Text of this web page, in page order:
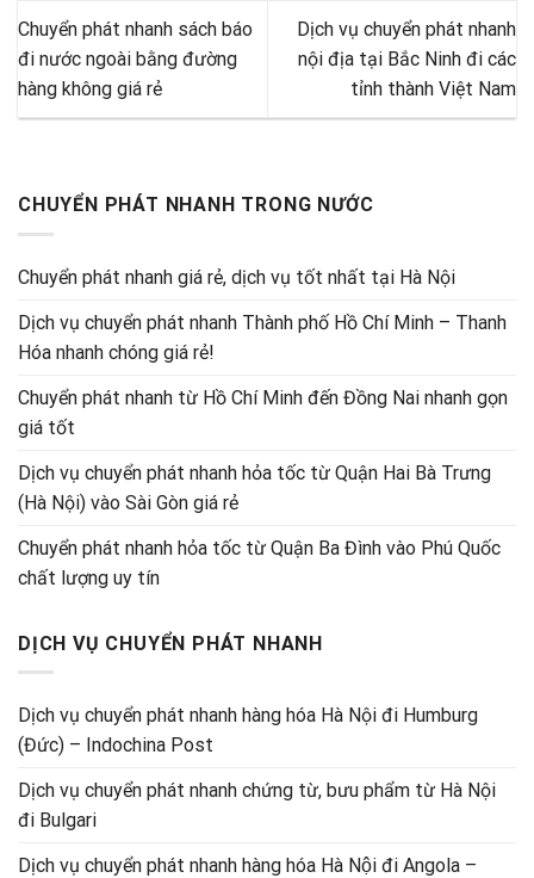
Chuyển phát nhanh sách báo
đi nước ngoài bằng đường
hàng không giá rẻ
Dịch vụ chuyển phát nhanh
nội địa tại Bắc Ninh đi các
tỉnh thành Việt Nam
CHUYỂN PHÁT NHANH TRONG NƯỚC
Chuyển phát nhanh giá rẻ, dịch vụ tốt nhất tại Hà Nội
Dịch vụ chuyển phát nhanh Thành phố Hồ Chí Minh – Thanh
Hóa nhanh chóng giá rẻ!
Chuyển phát nhanh từ Hồ Chí Minh đến Đồng Nai nhanh gọn
giá tốt
Dịch vụ chuyển phát nhanh hỏa tốc từ Quận Hai Bà Trưng
(Hà Nội) vào Sài Gòn giá rẻ
Chuyển phát nhanh hỏa tốc từ Quận Ba Đình vào Phú Quốc
chất lượng uy tín
DỊCH VỤ CHUYỂN PHÁT NHANH
Dịch vụ chuyển phát nhanh hàng hóa Hà Nội đi Humburg
(Đức) – Indochina Post
Dịch vụ chuyển phát nhanh chứng từ, bưu phẩm từ Hà Nội
đi Bulgari
Dịch vụ chuyển phát nhanh hàng hóa Hà Nội đi Angola –